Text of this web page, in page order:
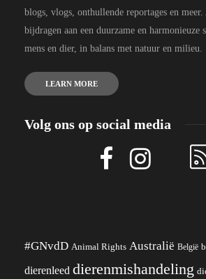
blogs, vlogs, onthullende reportages en
bijdragen aan een duurzame en harmonieuze
mens en dier, in balans met natuur en milieu.
LEARN MORE
Volg ons op social media
#GNvdD Animal Rights Australië België
dierenleed dierenmishandeling